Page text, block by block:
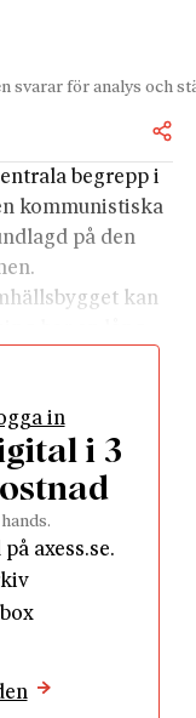
svarar för analys och
begrepp i
kommunistiska
på den
kan
har en lång
idélära och har
begreppet
ta sig två
skepsisen
Det är en
och en
Skeptikern
efter ett
revolutionen
in
i 3
axess.se.